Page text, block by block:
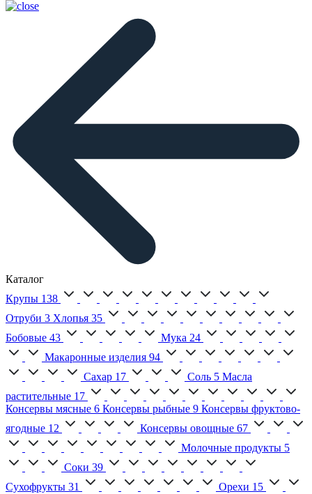
Каталог
Крупы 138
Отруби 3 Хлопья 35
Бобовые 43 Мука 24
Макаронные изделия 94
Сахар 17 Соль 5 Масла
растительные 17
Консервы мясные 6 Консервы рыбные 9 Консервы фруктово-
ягодные 12 Консервы овощные 67
Молочные продукты 5
Соки 39
Сухофрукты 31 Орехи 15